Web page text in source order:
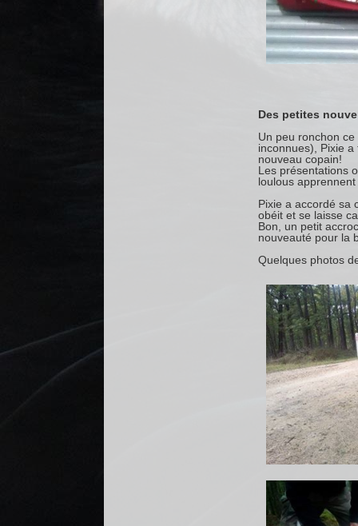
Des petites
Un peu ronchon
inconnues), Pixie
nouveau copain!
Les présentations
loulous
Pixie a accordé sa
obéit et se laisse
Bon, un petit
nouveauté pour la
Quelques photos